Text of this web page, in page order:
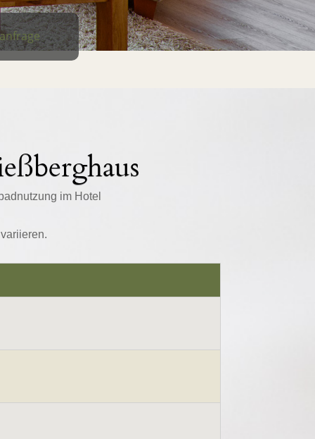
im Hotel